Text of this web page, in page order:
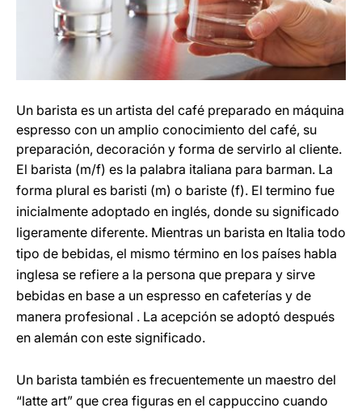
Un barista es un artista del café preparado en máquina
espresso con un amplio conocimiento del café, su
preparación, decoración y forma de servirlo al cliente.
El barista (m/f) es la palabra italiana para barman. La
forma plural es baristi (m) o bariste (f). El termino fue
inicialmente adoptado en inglés, donde su significado
ligeramente diferente. Mientras un barista en Italia todo
tipo de bebidas, el mismo término en los países habla
inglesa se refiere a la persona que prepara y sirve
bebidas en base a un espresso en cafeterías y de
manera profesional . La acepción se adoptó después
en alemán con este significado.
Un barista también es frecuentemente un maestro del
“latte art” que crea figuras en el cappuccino cuando